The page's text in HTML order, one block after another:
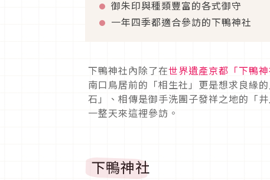
御朱印與種類豐富的各式御守
一年四季都適合參訪的下鴨神社
下鴨神社內除了在世界遺產京都「下鴨
南口鳥居前的「相生社」更是想求良緣
石」、相傳是御手洗團子發祥之地的「
一整天來這裡參訪。
下鴨神社